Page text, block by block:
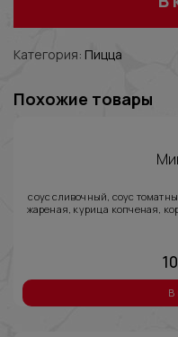
Категория: Пицца
Похожие товары
соус сливочный, соус
жареная, курица копченая,
В